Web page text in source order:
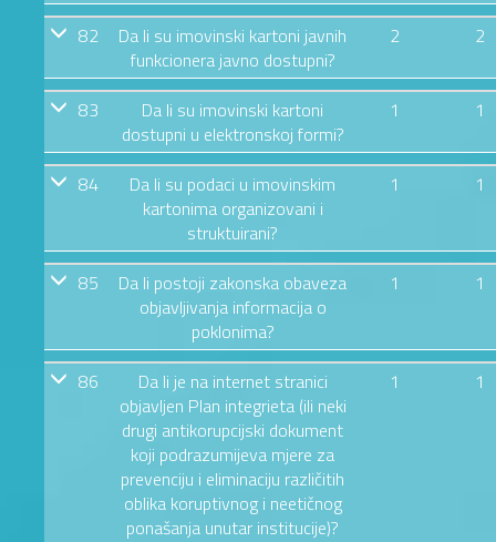
82
Da li su imovinski kartoni javnih
funkcionera javno dostupni?
2 2
83
Da li su imovinski kartoni
dostupni u elektronskoj formi?
1 1
84
Da li su podaci u imovinskim
kartonima organizovani i
struktuirani?
1 1
85
Da li postoji zakonska obaveza
objavljivanja informacija o
poklonima?
1 1
86
Da li je na internet stranici
objavljen Plan integrieta (ili neki
drugi antikorupcijski dokument
koji podrazumijeva mjere za
prevenciju i eliminaciju različitih
oblika koruptivnog i neetičnog
ponašanja unutar institucije)?
1 1